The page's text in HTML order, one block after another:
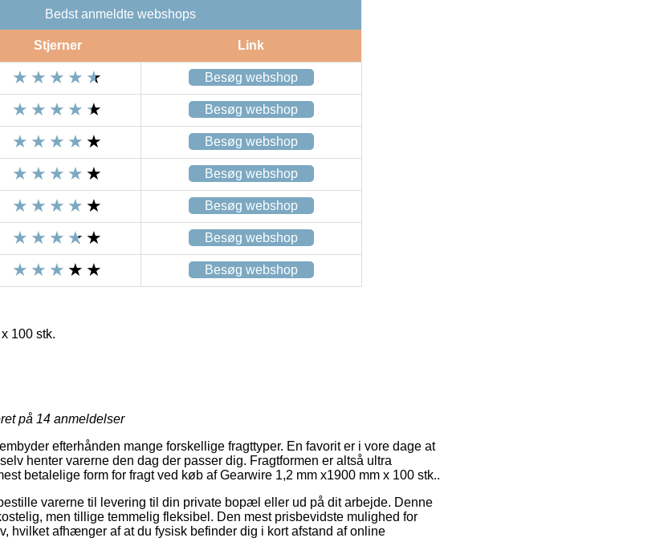
Bedst anmeldte webshops
Stjerner Link
Besøg webshop
Besøg webshop
Besøg webshop
Besøg webshop
Besøg webshop
Besøg webshop
Besøg webshop
100 stk.
på 14 anmeldelser
efterhånden mange forskellige fragttyper. En favorit er i vore dage at
henter varerne den dag der passer dig. Fragtformen er altså ultra
betalelige form for fragt ved køb af Gearwire 1,2 mm x1900 mm x 100 stk..
varerne til levering til din private bopæl eller ud på dit arbejde. Denne
men tillige temmelig fleksibel. Den mest prisbevidste mulighed for
hvilket afhænger af at du fysisk befinder dig i kort afstand af online